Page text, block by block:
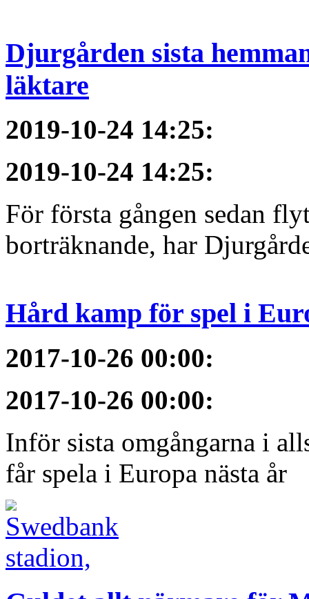
Djurgården sista
läktare
2019-10-24 14:25:
2019-10-24 14:25:
För första gången sedan
borträknande, har
Hård kamp för spel i
2017-10-26 00:00:
2017-10-26 00:00:
Inför sista omgångarna i
får spela i Europa nästa år